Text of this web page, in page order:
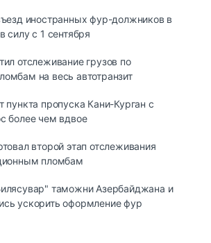
иностранных фур-должников в
силу с 1 сентября
отслеживание грузов по
на весь автотранзит
пункта пропуска Кани-Курган с
более чем вдвое
второй этап отслеживания
пломбам
таможни Азербайджана и
ускорить оформление фур